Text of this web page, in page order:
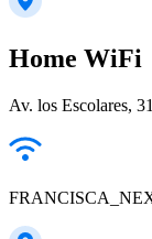
Home WiFi
Av. los Escolares,